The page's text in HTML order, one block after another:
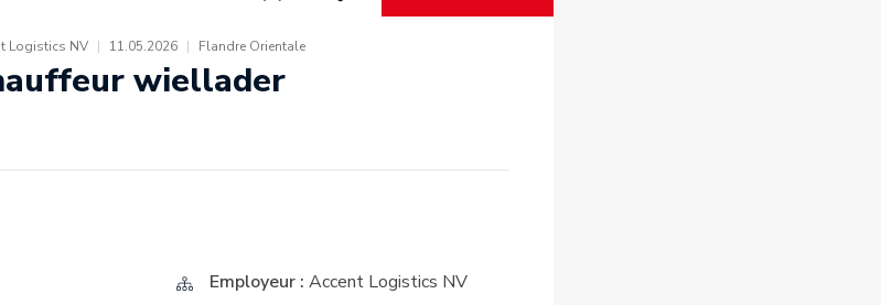
Logistics NV | 11.05.2026 | Flandre Orientale
wiellader
Employeur : Accent Logistics NV